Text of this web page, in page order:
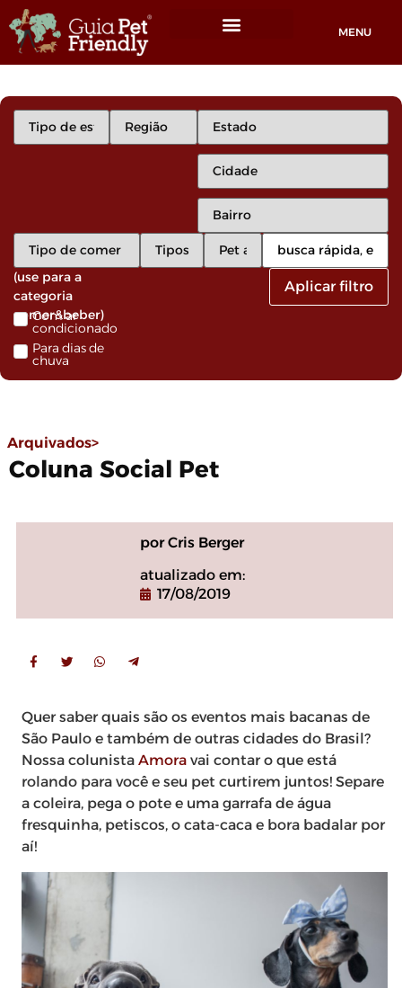
MENU
(use para a
categoria
comer&beber)
Com ar
condicionado
Para dias de
chuva
Aplicar filtro
Arquivados>
Coluna Social Pet
por Cris Berger
atualizado em:
17/08/2019
Quer saber quais são os eventos mais bacanas de
São Paulo e também de outras cidades do Brasil?
Nossa colunista Amora vai contar o que está
rolando para você e seu pet curtirem juntos! Separe
a coleira, pega o pote e uma garrafa de água
fresquinha, petiscos, o cata-caca e bora badalar por
aí!